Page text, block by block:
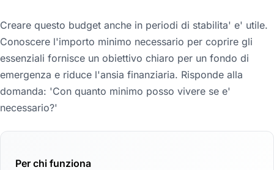
Creare questo budget anche in periodi di stabilita' e' utile.
Conoscere l'importo minimo necessario per coprire gli
essenziali fornisce un obiettivo chiaro per un fondo di
emergenza e riduce l'ansia finanziaria. Risponde alla
domanda: 'Con quanto minimo posso vivere se e'
necessario?'
Per chi funziona